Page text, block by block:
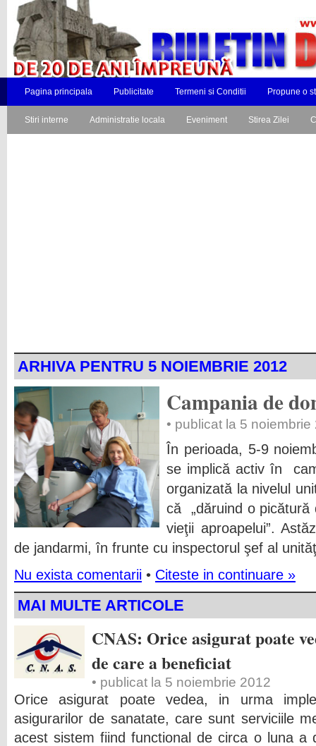
Pagina principala Publicitate Termeni si Conditii Propune o
Stiri interne Administratie locala Eveniment Stirea Zilei
ARHIVA PENTRU 5 NOIEMBRIE 2012
Campania de
• publicat la 5 noiembrie
În perioada, 5-9
se implică activ în
organizată la nivelul
că „dăruind o picătură
vieţii aproapelui”.
de jandarmi, în frunte cu inspectorul şef al
Nu exista comentarii • Citeste in continuare »
MAI MULTE ARTICOLE
CNAS: Orice asigurat poate
de care a beneficiat
• publicat la 5 noiembrie 2012
Orice asigurat poate vedea, in urma
asigurarilor de sanatate, care sunt serviciile
acest sistem fiind functional de circa o luna a